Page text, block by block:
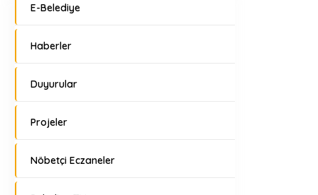
E-Belediye
Haberler
Duyurular
Projeler
Nöbetçi Eczaneler